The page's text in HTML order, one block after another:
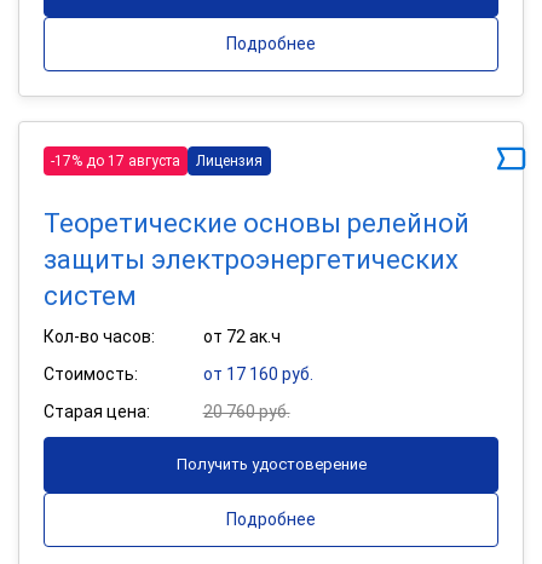
Подробнее
-17% до 17 августа Лицензия
Теоретические основы релейной
защиты электроэнергетических
систем
Кол-во часов:
от 72 ак.ч
Стоимость:
от 17 160 руб.
Старая цена:
20 760 руб.
Получить удостоверение
Подробнее